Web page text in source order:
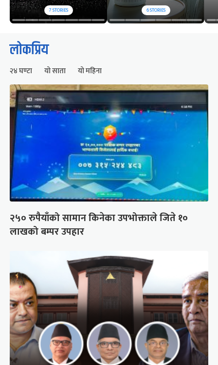
7STORIES 6STORIES
लोकप्रिय
२४ घण्टा यो साता यो महिना
२५० रुपैयाँको सामान किनेका उपभोक्ताले जिते १०
लाखको बम्पर उपहार